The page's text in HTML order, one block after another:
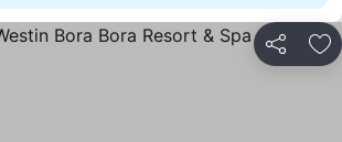
Distribuiți